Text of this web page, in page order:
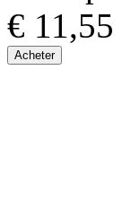
€ 11,55
Acheter